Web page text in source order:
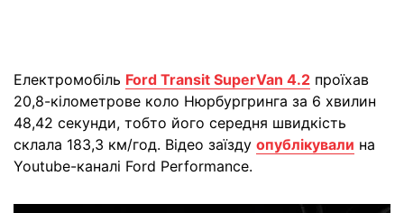
Електромобіль Ford Transit SuperVan 4.2 проїхав
20,8-кілометрове коло Нюрбургринга за 6 хвилин
48,42 секунди, тобто його середня швидкість
склала 183,3 км/год. Відео заїзду опублікували на
Youtube-каналі Ford Performance.